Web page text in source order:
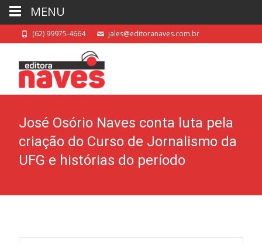
(62) 99975-4664 jales@editoranaves.com.br
José Osório Naves conta luta pela
criação do Curso de Jornalismo da
UFG e histórias do período
MENU